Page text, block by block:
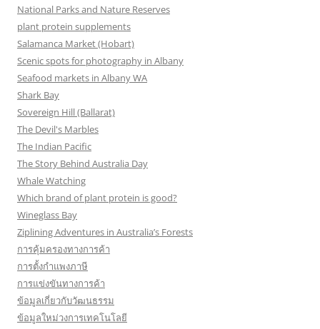
National Parks and Nature Reserves
plant protein supplements
Salamanca Market (Hobart)
Scenic spots for photography in Albany
Seafood markets in Albany WA
Shark Bay
Sovereign Hill (Ballarat)
The Devil's Marbles
The Indian Pacific
The Story Behind Australia Day
Whale Watching
Which brand of plant protein is good?
Wineglass Bay
Ziplining Adventures in Australia’s Forests
การคุ้มครองทางการค้า
การตั้งกำแพงภาษี
การแข่งขันทางการค้า
ข้อมูลเกี่ยวกับวัฒนธรรม
ข้อมูลใหม่วงการเทคโนโลยี